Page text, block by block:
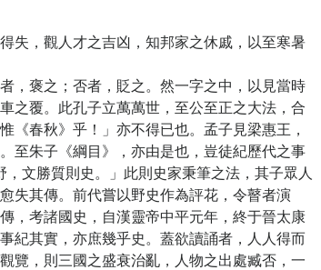
，觀人才之吉凶，知邦家之休戚，以至寒暑
褒之；否者，貶之。然一字之中，以見當時
之覆。此孔子立萬萬世，至公至正之大法，合
《春秋》乎！」亦不得已也。孟子見梁惠王，
至朱子《綱目》，亦由是也，豈徒紀歷代之事
文勝質則史。」此則史家秉筆之法，其子眾人
失其傳。前代嘗以野史作為評花，令瞽者演
，考諸國史，自漢靈帝中平元年，終于晉太康
紀其實，亦庶幾乎史。蓋欲讀誦者，人人得而
覽，則三國之盛衰治亂，人物之出處臧否，一